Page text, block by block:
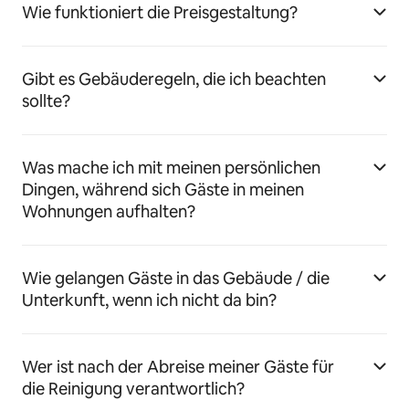
Wie funktioniert die Preisgestaltung?
Gibt es Gebäuderegeln, die ich beachten
sollte?
Was mache ich mit meinen persönlichen
Dingen, während sich Gäste in meinen
Wohnungen aufhalten?
Wie gelangen Gäste in das Gebäude / die
Unterkunft, wenn ich nicht da bin?
Wer ist nach der Abreise meiner Gäste für
die Reinigung verantwortlich?